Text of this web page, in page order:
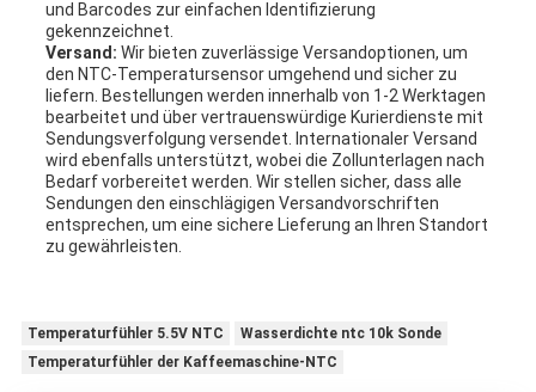
und Barcodes zur einfachen Identifizierung
gekennzeichnet.
Versand: Wir bieten zuverlässige Versandoptionen, um
den NTC-Temperatursensor umgehend und sicher zu
liefern. Bestellungen werden innerhalb von 1-2 Werktagen
bearbeitet und über vertrauenswürdige Kurierdienste mit
Sendungsverfolgung versendet. Internationaler Versand
wird ebenfalls unterstützt, wobei die Zollunterlagen nach
Bedarf vorbereitet werden. Wir stellen sicher, dass alle
Sendungen den einschlägigen Versandvorschriften
entsprechen, um eine sichere Lieferung an Ihren Standort
zu gewährleisten.
Temperaturfühler 5.5V NTC
Wasserdichte ntc 10k Sonde
Temperaturfühler der Kaffeemaschine-NTC